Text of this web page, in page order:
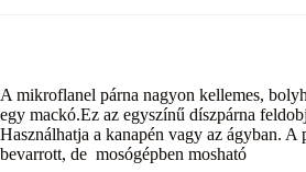
A mikroflanel párna nagyon kellemes,
egy mackó.Ez az egyszínű díszpárna
Használhatja a kanapén vagy az ágyban. A
bevarrott, de mosógépben mosható